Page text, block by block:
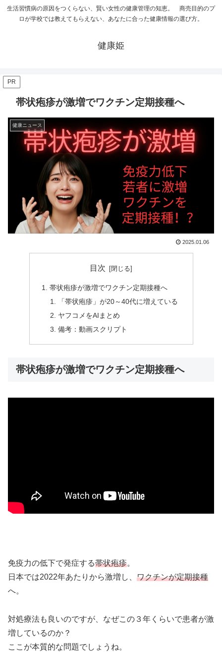
生活習慣病の原因をつくらない、賢い女性の健康管理の知恵。 商売目的のプ
ロが学校では教えてもらえない、あなたに合った健康情報の選び方。
健康姫
PR
帯状疱疹が激増でワクチン定期接種へ
健康ニュース
2025.01.06
目次
帯状疱疹が激増でワクチン定期接種へ
「帯状疱疹」が20～40代に増えている
ヤフコメをAIまとめ
備考：動画スクリプト
帯状疱疹が激増でワクチン定期接種へ
免疫力の低下で発症する帯状疱疹。
日本では2022年あたりから激増し、 ワクチンが定期接種
へ。
対処療法も良いのですが、なぜこの３年くらいで患者が激
増しているのか？
ここが本質的な問題でしょうね。